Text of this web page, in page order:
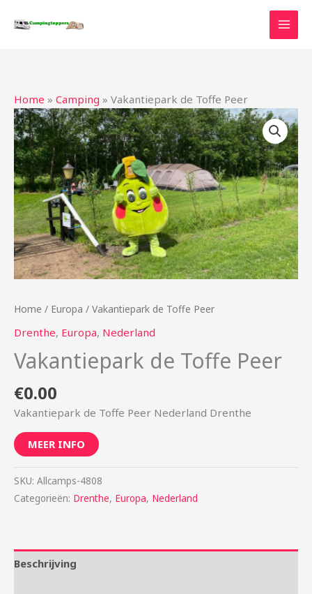
naar
Home » Camping » Vakantiepark de Toffe Peer
Home / Europa / Vakantiepark de Toffe Peer
Drenthe, Europa, Nederland
Vakantiepark de Toffe Peer
€0.00
Vakantiepark de Toffe Peer Nederland Drenthe
MEER INFO
SKU: Allcamps-4808
Categorieën: Drenthe, Europa, Nederland
Beschrijving